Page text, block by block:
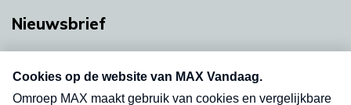
Nieuwsbrief
Neem hier een gratis abonnement op onze
nieuwsbrief. Elke vrijdag- en dinsdagochtend in
uw mailbox.